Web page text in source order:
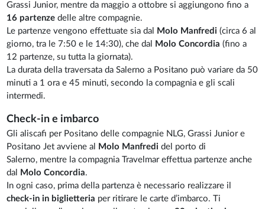
Grassi Junior, mentre da maggio a ottobre si aggiungono fino a
16 partenzedelle altre compagnie.
Le partenze vengono effettuate sia dal
Molo Manfredi (circa 6 al
giorno, tra le 7:50 e le 14:30), che dal
Molo Concordia(fino a
12 partenze, su tutta la giornata).
La durata della traversata da Salerno a Positano può variare da 50
minuti a 1 ora e 45 minuti, secondo la compagnia e gli scali
intermedi.
Check-in e imbarco
Gli aliscafi per Positano delle compagnie NLG, Grassi Junior e
Positano Jet avviene al
Molo Manfredidel porto di
Salerno, mentre la compagnia Travelmar effettua partenze anche
dal
Molo Concordia.
In ogni caso, prima della partenza è necessario realizzare il
check-in in biglietteria per ritirare le carte d’imbarco. Ti